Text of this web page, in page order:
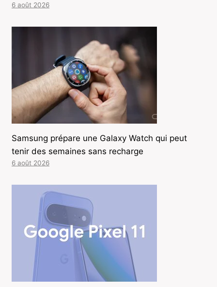
6 août 2026
Samsung prépare une Galaxy Watch qui peut
tenir des semaines sans recharge
6 août 2026